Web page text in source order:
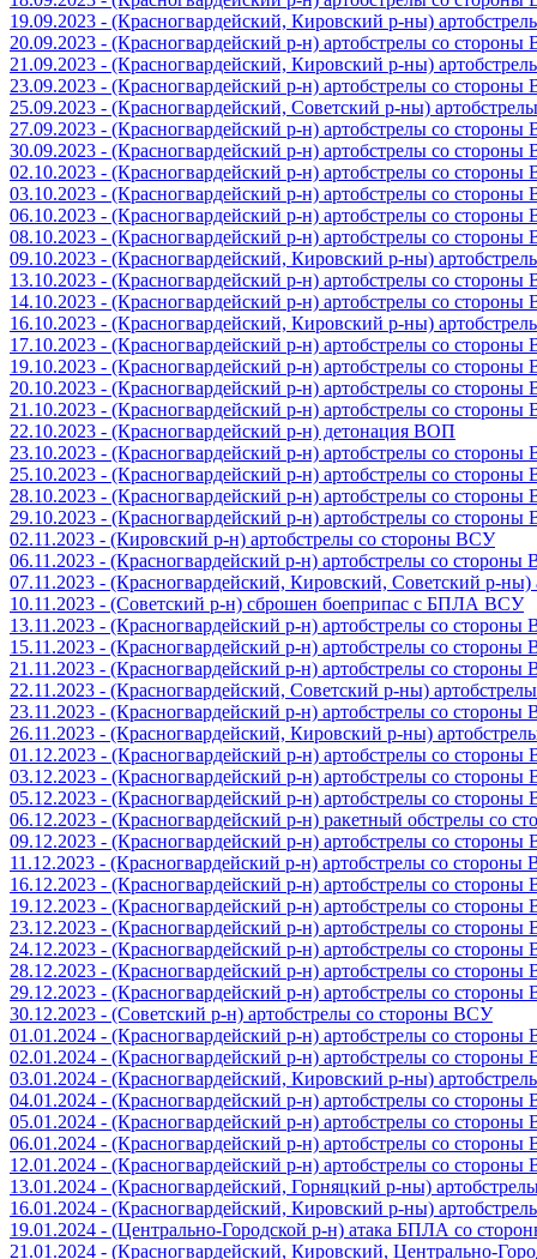
19.09.2023 - (Красногвардейский, Кировский р-ны)
20.09.2023 - (Красногвардейский р-н) артобстрелы со
21.09.2023 - (Красногвардейский, Кировский р-ны)
23.09.2023 - (Красногвардейский р-н) артобстрелы со
25.09.2023 - (Красногвардейский, Советский р-ны)
27.09.2023 - (Красногвардейский р-н) артобстрелы со
30.09.2023 - (Красногвардейский р-н) артобстрелы со
02.10.2023 - (Красногвардейский р-н) артобстрелы со
03.10.2023 - (Красногвардейский р-н) артобстрелы со
06.10.2023 - (Красногвардейский р-н) артобстрелы со
08.10.2023 - (Красногвардейский р-н) артобстрелы со
09.10.2023 - (Красногвардейский, Кировский р-ны)
13.10.2023 - (Красногвардейский р-н) артобстрелы со
14.10.2023 - (Красногвардейский р-н) артобстрелы со
16.10.2023 - (Красногвардейский, Кировский р-ны)
17.10.2023 - (Красногвардейский р-н) артобстрелы со
19.10.2023 - (Красногвардейский р-н) артобстрелы со
20.10.2023 - (Красногвардейский р-н) артобстрелы со
21.10.2023 - (Красногвардейский р-н) артобстрелы со
22.10.2023 - (Красногвардейский р-н) детонация ВОП
23.10.2023 - (Красногвардейский р-н) артобстрелы со
25.10.2023 - (Красногвардейский р-н) артобстрелы со
28.10.2023 - (Красногвардейский р-н) артобстрелы со
29.10.2023 - (Красногвардейский р-н) артобстрелы со
02.11.2023 - (Кировский р-н) артобстрелы со стороны ВСУ
06.11.2023 - (Красногвардейский р-н) артобстрелы со стороны
07.11.2023 - (Красногвардейский, Кировский, Советский р-
10.11.2023 - (Советский р-н) сброшен боеприпас с БПЛА ВСУ
13.11.2023 - (Красногвардейский р-н) артобстрелы со стороны
15.11.2023 - (Красногвардейский р-н) артобстрелы со стороны
21.11.2023 - (Красногвардейский р-н) артобстрелы со стороны
22.11.2023 - (Красногвардейский, Советский р-ны)
23.11.2023 - (Красногвардейский р-н) артобстрелы со стороны
26.11.2023 - (Красногвардейский, Кировский р-ны)
01.12.2023 - (Красногвардейский р-н) артобстрелы со
03.12.2023 - (Красногвардейский р-н) артобстрелы со
05.12.2023 - (Красногвардейский р-н) артобстрелы со
06.12.2023 - (Красногвардейский р-н) ракетный обстрелы со
09.12.2023 - (Красногвардейский р-н) артобстрелы со
11.12.2023 - (Красногвардейский р-н) артобстрелы со стороны
16.12.2023 - (Красногвардейский р-н) артобстрелы со
19.12.2023 - (Красногвардейский р-н) артобстрелы со
23.12.2023 - (Красногвардейский р-н) артобстрелы со
24.12.2023 - (Красногвардейский р-н) артобстрелы со
28.12.2023 - (Красногвардейский р-н) артобстрелы со
29.12.2023 - (Красногвардейский р-н) артобстрелы со
30.12.2023 - (Советский р-н) артобстрелы со стороны ВСУ
01.01.2024 - (Красногвардейский р-н) артобстрелы со
02.01.2024 - (Красногвардейский р-н) артобстрелы со
03.01.2024 - (Красногвардейский, Кировский р-ны)
04.01.2024 - (Красногвардейский р-н) артобстрелы со
05.01.2024 - (Красногвардейский р-н) артобстрелы со
06.01.2024 - (Красногвардейский р-н) артобстрелы со
12.01.2024 - (Красногвардейский р-н) артобстрелы со
13.01.2024 - (Красногвардейский, Горняцкий р-ны)
16.01.2024 - (Красногвардейский, Кировский р-ны)
19.01.2024 - (Центрально-Городской р-н) атака БПЛА со
21.01.2024 - (Красногвардейский, Кировский, Центрально-